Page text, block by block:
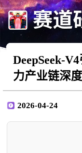
DeepSeek-
力产业链深
2026-04-24